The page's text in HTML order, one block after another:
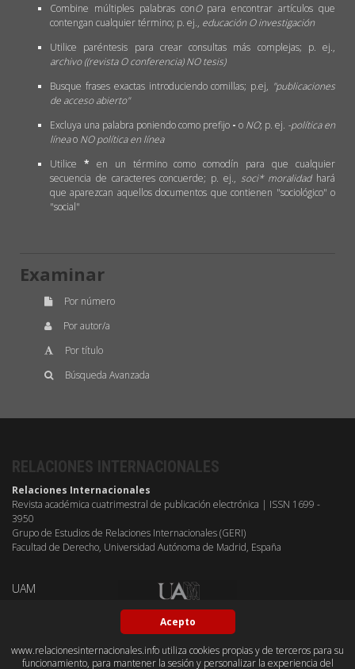
Acepto
www.relacionesinternacionales.info utiliza cookies propias y de terceros para su
funcionamiento, para mantener la sesión y personalizar la experiencia del
Combine múltiples palabras conOpara encontrar artículos que
contengan cualquier término; p. ej., educación O investigación
Utilice paréntesis para crear consultas más complejas; p. ej.,
archivo ((revista O conferencia) NO tesis)
Busque frases exactas introduciendo comillas; p.ej, "publicaciones
de acceso abierto"
Excluya una palabra poniendo como prefijo - o NO; p. ej. -política en
líneao NO política en línea
Utilice * en un término como comodín para que cualquier
secuencia de caracteres concuerde; p. ej., soci* moralidadhará
que aparezcan aquellos documentos que contienen "sociológico" o
"social"
Examinar
Por número
Por autor/a
Por título
Búsqueda Avanzada
RELACIONES INTERNACIONALES
Relaciones Internacionales
Revista académica cuatrimestral de publicación electrónica | ISSN 1699 -
3950
Grupo de Estudios de Relaciones Internacionales (GERI)
Facultad de Derecho, Universidad Autónoma de Madrid, España
UAM
BY-NC-SA OPEN ACESS GITHUB DUBLIN CORE PKP